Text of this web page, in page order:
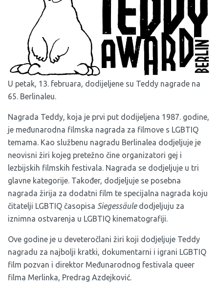
U petak, 13. februara, dodijeljene su Teddy nagrade na
65. Berlinaleu.
Nagrada Teddy, koja je prvi put dodijeljena 1987. godine,
je međunarodna filmska nagrada za filmove s LGBTIQ
temama. Kao službenu nagradu Berlinalea dodjeljuje je
neovisni žiri kojeg pretežno čine organizatori gej i
lezbijskih filmskih festivala. Nagrada se dodjeljuje u tri
glavne kategorije. Također, dodjeljuje se posebna
nagrada žirija za dodatni film te specijalna nagrada koju
čitatelji LGBTIQ časopisa Siegessäuledodjeljuju za
iznimna ostvarenja u LGBTIQ kinematografiji.
Ove godine je u deveteročlani žiri koji dodjeljuje Teddy
nagradu za najbolji kratki, dokumentarni i igrani LGBTIQ
film pozvan i direktor Međunarodnog festivala queer
filma Merlinka, Predrag Azdejković.